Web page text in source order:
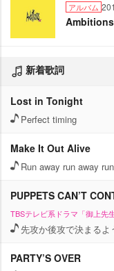
アルバム
新着歌詞
Lost in Tonight
Perfect timing
Make It Out Alive
Run away run away
PUPPETS CAN’T
TBSテレビ系ドラマ「御上先
先攻か後攻で決まるよ
PARTY’S OVER